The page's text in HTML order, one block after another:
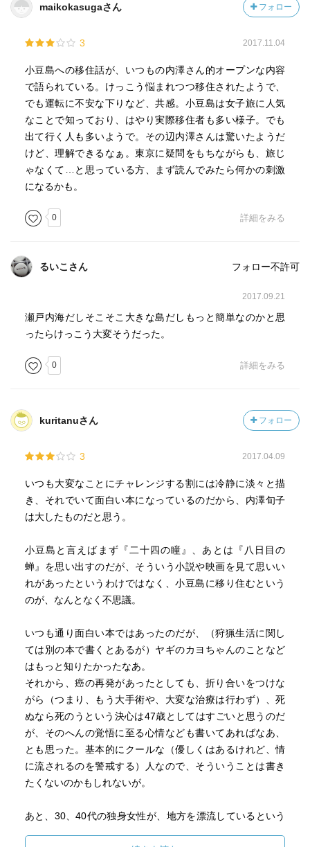
maikokasugaさん フォロー
3 2017.11.04
小豆島への移住話が、いつもの内澤さん的オープンな内容
で語られている。けっこう悩まれつつ移住されたようで、
でも運転に不安な下りなど、共感。小豆島は女子旅に人気
なことで知っており、はやり実際移住者も多い様子。でも
出て行く人も多いようで。その辺内澤さんは驚いたようだ
けど、理解できるなぁ。東京に疑問をもちながらも、旅じ
ゃなくて…と思っている方、まず読んでみたら何かの刺激
になるかも。
0 詳細をみる
るいこさん フォロー不許可
2017.09.21
瀬戸内海だしそこそこ大きな島だしもっと簡単なのかと思
ったらけっこう大変そうだった。
0 詳細をみる
kuritanuさん フォロー
3 2017.04.09
いつも大変なことにチャレンジする割には冷静に淡々と描
き、それでいて面白い本になっているのだから、内澤旬子
は大したものだと思う。
小豆島と言えばまず『二十四の瞳』、あとは『八日目の
蝉』を思い出すのだが、そういう小説や映画を見て思いい
れがあったというわけではなく、小豆島に移り住むという
のが、なんとなく不思議。
いつも通り面白い本ではあったのだが、（狩猟生活に関し
ては別の本で書くとあるが）ヤギのカヨちゃんのことなど
はもっと知りたかったなあ。
それから、癌の再発があったとしても、折り合いをつけな
がら（つまり、もう大手術や、大変な治療は行わず）、死
ぬなら死のうという決心は47歳としてはすごいと思うのだ
が、そのへんの覚悟に至る心情なども書いてあればなあ、
とも思った。基本的にクールな（優しくはあるけれど、情
に流されるのを警戒する）人なので、そういうことは書き
たくないのかもしれないが。
あと、30、40代の独身女性が、地方を漂流しているという